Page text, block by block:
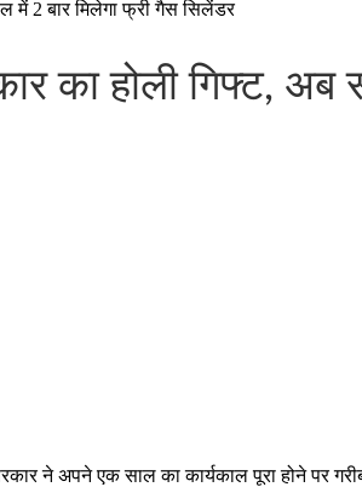
में 2 बार मिलेगा फ्री गैस सिलेंडर
का होली गिफ्ट,
ने अपने एक साल का कार्यकाल पूरा होने पर